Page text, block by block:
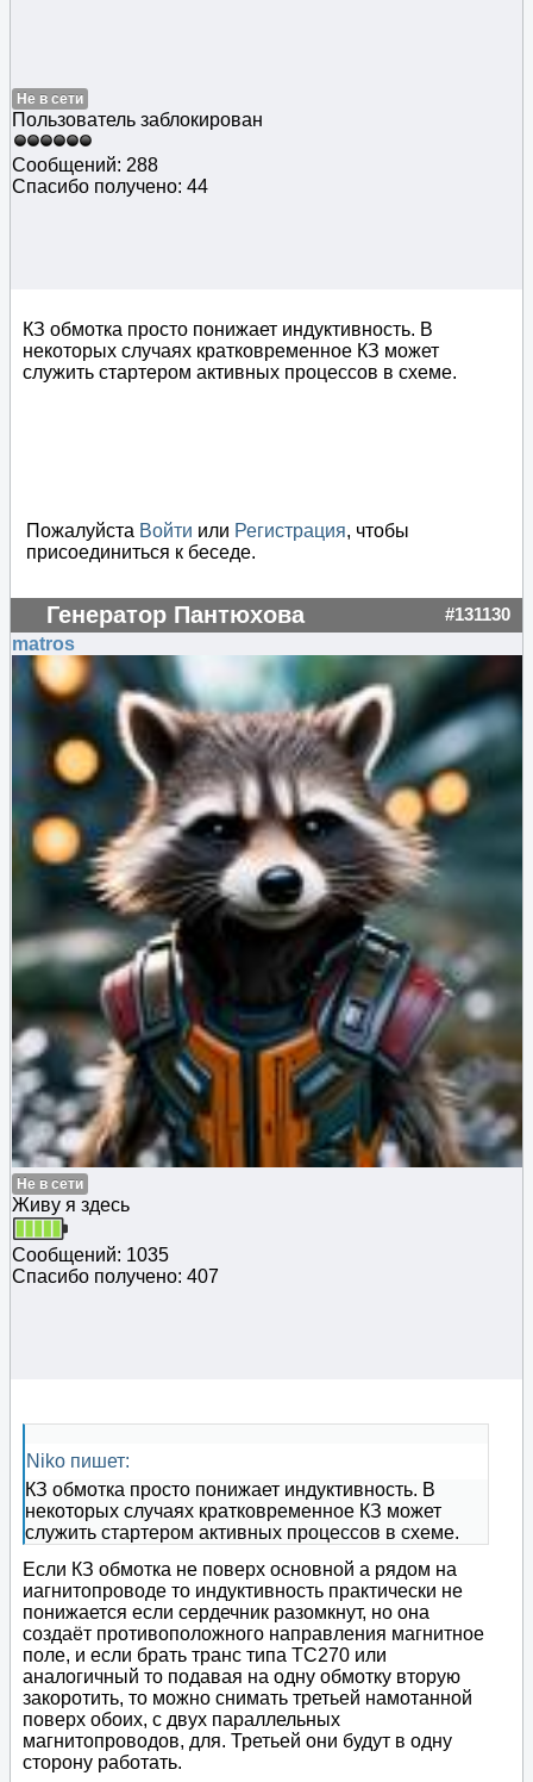
Не в сети
Пользователь заблокирован
Сообщений: 288
Спасибо получено: 44
КЗ обмотка просто понижает индуктивность. В
некоторых случаях кратковременное КЗ может
служить стартером активных процессов в схеме.
Пожалуйста Войти или Регистрация, чтобы
присоединиться к беседе.
Генератор Пантюхова #131130
matros
Не в сети
Живу я здесь
Сообщений: 1035
Спасибо получено: 407
Niko пишет:
КЗ обмотка просто понижает индуктивность. В
некоторых случаях кратковременное КЗ может
служить стартером активных процессов в схеме.
Если КЗ обмотка не поверх основной а рядом на
иагнитопроводе то индуктивность практически не
понижается если сердечник разомкнут, но она
создаёт противоположного направления магнитное
поле, и если брать транс типа ТС270 или
аналогичный то подавая на одну обмотку вторую
закоротить, то можно снимать третьей намотанной
поверх обоих, с двух параллельных
магнитопроводов, для. Третьей они будут в одну
сторону работать.